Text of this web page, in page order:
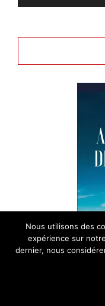
Nous utilisons des
expérience sur
dernier, nous